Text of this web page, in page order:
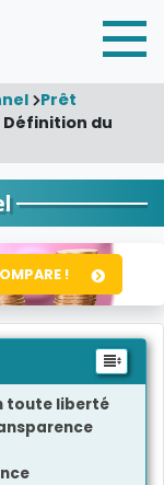
Prêt
Définition du
!
toute liberté